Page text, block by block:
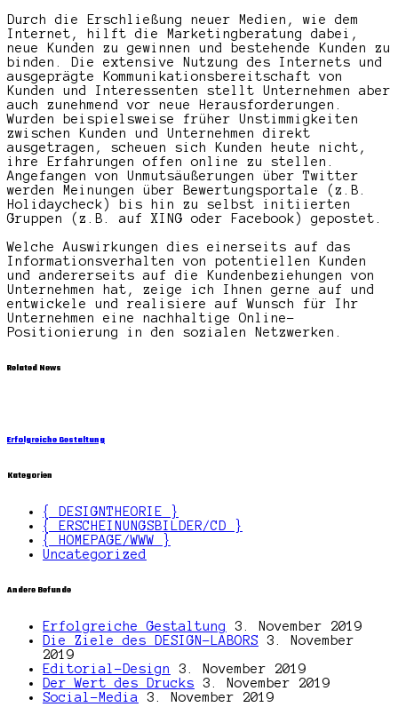
Durch die Erschließung neuer Medien, wie dem
Internet, hilft die Marketingberatung dabei,
neue Kunden zu gewinnen und bestehende Kunden zu
binden. Die extensive Nutzung des Internets und
ausgeprägte Kommunikationsbereitschaft von
Kunden und Interessenten stellt Unternehmen aber
auch zunehmend vor neue Herausforderungen.
Wurden beispielsweise früher Unstimmigkeiten
zwischen Kunden und Unternehmen direkt
ausgetragen, scheuen sich Kunden heute nicht,
ihre Erfahrungen offen online zu stellen.
Angefangen von Unmutsäußerungen über Twitter
werden Meinungen über Bewertungsportale (z.B.
Holidaycheck) bis hin zu selbst initiierten
Gruppen (z.B. auf XING oder Facebook) gepostet.
Welche Auswirkungen dies einerseits auf das
Informationsverhalten von potentiellen Kunden
und andererseits auf die Kundenbeziehungen von
Unternehmen hat, zeige ich Ihnen gerne auf und
entwickele und realisiere auf Wunsch für Ihr
Unternehmen eine nachhaltige Online-
Positionierung in den sozialen Netzwerken.
Related News
Erfolgreiche Gestaltung
Kategorien
{ DESIGNTHEORIE }
{ ERSCHEINUNGSBILDER/CD }
{ HOMEPAGE/WWW }
Uncategorized
Andere Befunde
Erfolgreiche Gestaltung
3. November 2019
Die Ziele des DESIGN-LABORS
3. November
2019
Editorial-Design
3. November 2019
Der Wert des Drucks
3. November 2019
Social-Media
3. November 2019